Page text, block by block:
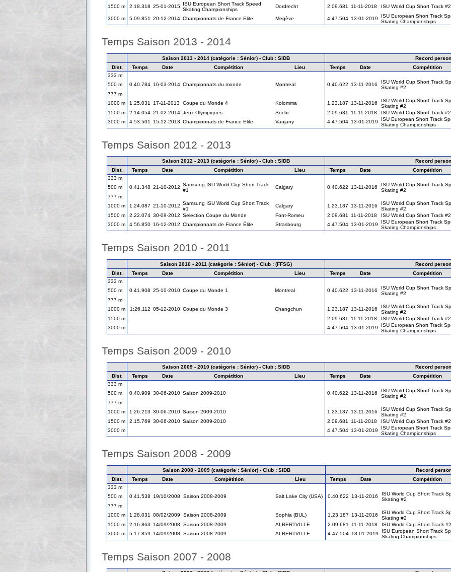
1500 m
2.18.318 25-01-2015 ISU European Short Track Speed
Skating Championships
Dordrecht 2.09.681 11-11-2018 ISU World Cup Short Track #2
3000 m 5.09.851 20-12-2014 Championnats de France Elite Megève 4.47.504 13-01-2019
ISU European Short Track
Skating Championships
Temps Saison 2013 - 2014
Saison 2013 - 2014 (catégorie : Sénior) - Club : SIDB
Record
Dist.
Temps Date Compétition Lieu Temps Date
Compétition
333 m
500 m
0.40.784 16-03-2014 Championnats du monde Montreal 0.40.622 13-11-2016
ISU World Cup Short Track
Skating #2
777 m
1000 m
1.25.031 17-11-2013 Coupe du Monde 4 Kolomma 1.23.187 13-11-2016
ISU World Cup Short Track
Skating #2
1500 m
2.14.054 21-02-2014 Jeux Olympiques Sochi 2.09.681 11-11-2018
ISU World Cup Short Track #2
3000 m
4.53.501 15-12-2013 Championnats de France Elite Vaujany 4.47.504 13-01-2019
ISU European Short Track
Skating Championships
Temps Saison 2012 - 2013
Saison 2012 - 2013 (catégorie : Sénior) - Club : SIDB
Record
Dist.
Temps Date Compétition Lieu Temps Date
Compétition
333 m
500 m
0.41.348 21-10-2012 Samsung ISU World Cup Short Track
#1
Calgary 0.40.622 13-11-2016
ISU World Cup Short Track
Skating #2
777 m
1000 m
1.24.087 21-10-2012 Samsung ISU World Cup Short Track
#1
Calgary 1.23.187 13-11-2016
ISU World Cup Short Track
Skating #2
1500 m
2.22.074 30-09-2012 Selection Coupe du Monde Font-Romeu 2.09.681 11-11-2018
ISU World Cup Short Track #2
3000 m
4.56.850 16-12-2012 Championnats de France Élite Strasbourg 4.47.504 13-01-2019
ISU European Short Track
Skating Championships
Temps Saison 2010 - 2011
Saison 2010 - 2011 (catégorie : Sénior) - Club : (FFSG)
Record
Dist.
Temps Date Compétition Lieu Temps Date
Compétition
333 m
500 m
0.41.908 25-10-2010 Coupe du Monde 1 Montreal 0.40.622 13-11-2016
ISU World Cup Short Track
Skating #2
777 m
1000 m
1:26.112 05-12-2010 Coupe du Monde 3 Changchun 1.23.187 13-11-2016
ISU World Cup Short Track
Skating #2
1500 m
2.09.681 11-11-2018
ISU World Cup Short Track #2
3000 m
4.47.504 13-01-2019
ISU European Short Track
Skating Championships
Temps Saison 2009 - 2010
Saison 2009 - 2010 (catégorie : Sénior) - Club : SIDB
Record
Dist.
Temps Date Compétition Lieu Temps Date
Compétition
333 m
500 m
0.40.909 30-06-2010 Saison 2009-2010 0.40.622 13-11-2016
ISU World Cup Short Track
Skating #2
777 m
1000 m
1.26.213 30-06-2010 Saison 2009-2010 1.23.187 13-11-2016
ISU World Cup Short Track
Skating #2
1500 m
2.15.769 30-06-2010 Saison 2009-2010 2.09.681 11-11-2018
ISU World Cup Short Track #2
3000 m
4.47.504 13-01-2019
ISU European Short Track
Skating Championships
Temps Saison 2008 - 2009
Saison 2008 - 2009 (catégorie : Sénior) - Club : SIDB
Record
Dist.
Temps Date Compétition Lieu Temps Date
Compétition
333 m
500 m
0.41.538 19/10/2008 Saison 2008-2009 Salt Lake City (USA) 0.40.622 13-11-2016
ISU World Cup Short Track
Skating #2
777 m
1000 m
1.28.031 08/02/2009 Saison 2008-2009 Sophia (BUL) 1.23.187 13-11-2016
ISU World Cup Short Track
Skating #2
1500 m
2.16.863 14/09/2008 Saison 2008-2009 ALBERTVILLE 2.09.681 11-11-2018
ISU World Cup Short Track #2
3000 m
5.17.859 14/09/2008 Saison 2008-2009 ALBERTVILLE 4.47.504 13-01-2019
ISU European Short Track
Skating Championships
Temps Saison 2007 - 2008